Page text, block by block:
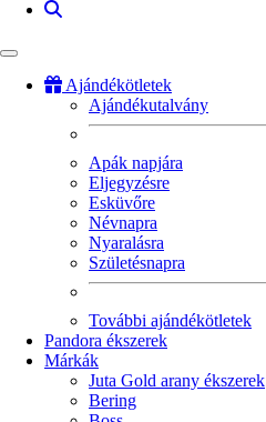
Ajándékötletek
Ajándékutalvány
Apák napjára
Eljegyzésre
Esküvőre
Névnapra
Nyaralásra
Születésnapra
További ajándékötletek
Pandora ékszerek
Márkák
Juta Gold arany ékszerek
Bering